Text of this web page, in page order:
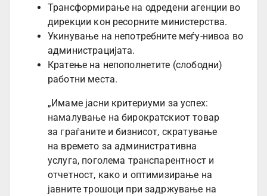
Трансформирање на одредени агенции во
дирекции кон ресорните министерства.
Укинување на непотребните меѓу-нивоа во
администрацијата.
Кратење на непополнетите (слободни)
работни места.
„Имаме јасни критериуми за успех:
намалување на бирократскиот товар
за граѓаните и бизнисот, скратување
на времето за административна
услуга, поголема транспарентност и
отчетност, како и оптимизирање на
јавните трошоци при задржување на